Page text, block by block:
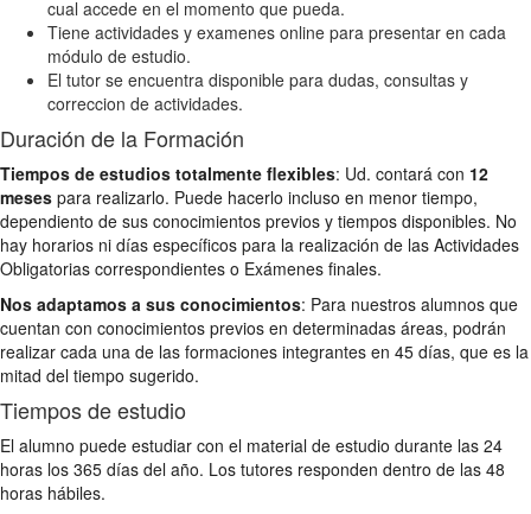
cual accede en el momento que pueda.
Tiene actividades y examenes online para presentar en cada
módulo de estudio.
El tutor se encuentra disponible para dudas, consultas y
correccion de actividades.
Duración de la Formación
Tiempos de estudios totalmente flexibles: Ud. contará con 12
meses para realizarlo. Puede hacerlo incluso en menor tiempo,
dependiento de sus conocimientos previos y tiempos disponibles. No
hay horarios ni días específicos para la realización de las Actividades
Obligatorias correspondientes o Exámenes finales.
Nos adaptamos a sus conocimientos: Para nuestros alumnos que
cuentan con conocimientos previos en determinadas áreas, podrán
realizar cada una de las formaciones integrantes en 45 días, que es la
mitad del tiempo sugerido.
Tiempos de estudio
El alumno puede estudiar con el material de estudio durante las 24
horas los 365 días del año. Los tutores responden dentro de las 48
horas hábiles.